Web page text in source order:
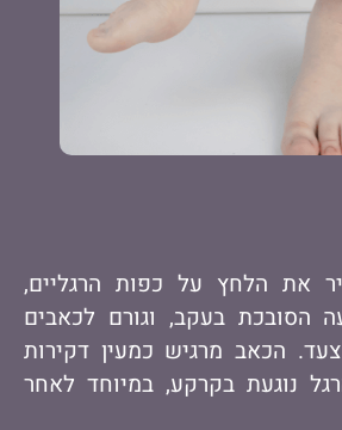
את הלחץ על כפות הרגליים,
הסובכת בעקב, וגורם לכאבים
הכאב מרגיש כמעין דקירות
נוגעת בקרקע, במיוחד לאחר